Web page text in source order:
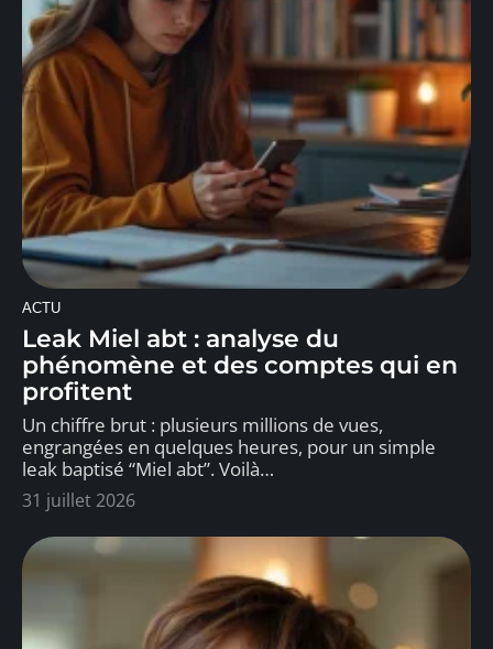
ACTU
Leak Miel abt : analyse du
phénomène et des comptes qui en
profitent
Un chiffre brut : plusieurs millions de vues,
engrangées en quelques heures, pour un simple
leak baptisé “Miel abt”. Voilà…
31 juillet 2026